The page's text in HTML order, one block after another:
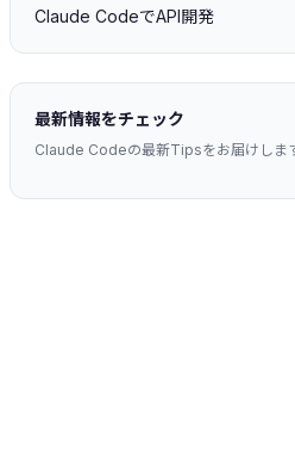
Claude CodeでAPI開発
最新情報をチェック
Claude Codeの最新Tipsをお届けしま